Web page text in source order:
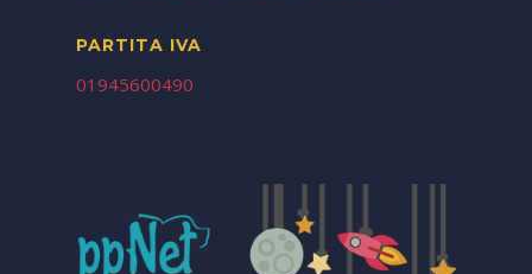
PARTITA IVA
01945600490